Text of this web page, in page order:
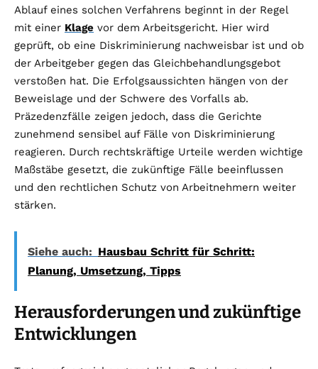
Ablauf eines solchen Verfahrens beginnt in der Regel
mit einer Klage vor dem Arbeitsgericht. Hier wird
geprüft, ob eine Diskriminierung nachweisbar ist und ob
der Arbeitgeber gegen das Gleichbehandlungsgebot
verstoßen hat. Die Erfolgsaussichten hängen von der
Beweislage und der Schwere des Vorfalls ab.
Präzedenzfälle zeigen jedoch, dass die Gerichte
zunehmend sensibel auf Fälle von Diskriminierung
reagieren. Durch rechtskräftige Urteile werden wichtige
Maßstäbe gesetzt, die zukünftige Fälle beeinflussen
und den rechtlichen Schutz von Arbeitnehmern weiter
stärken.
Siehe auch: Hausbau Schritt für Schritt:
Planung, Umsetzung, Tipps
Herausforderungen und zukünftige
Entwicklungen